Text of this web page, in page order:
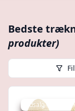
Bedste
produkter)
Udsalg - spar 16